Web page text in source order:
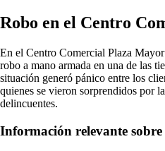
Robo en el Centro
En el Centro Comercial Plaza
robo a mano armada en una de las
situación generó pánico entre los
quienes se vieron sorprendidos por
delincuentes.
Información relevante